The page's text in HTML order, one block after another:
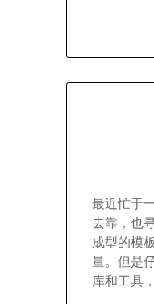
最近忙于
去靠，也
成型的模
量。但是
库和工具